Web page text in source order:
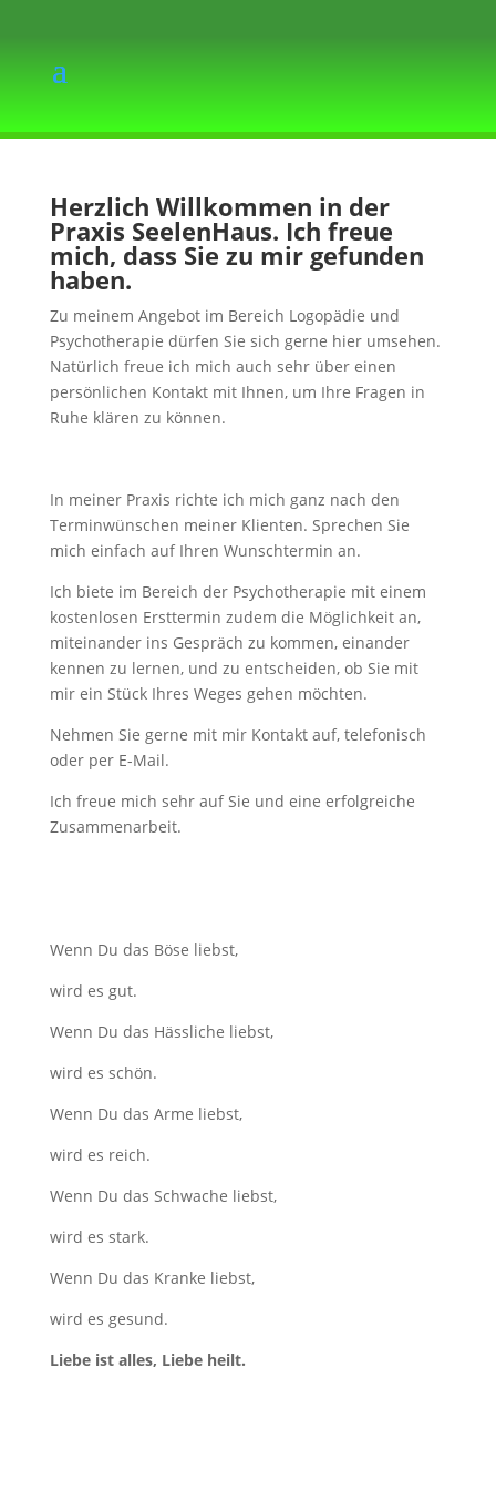
Herzlich Willkommen in der
Praxis SeelenHaus. Ich freue
mich, dass Sie zu mir gefunden
haben.
Zu meinem Angebot im Bereich Logopädie und
Psychotherapie dürfen Sie sich gerne hier umsehen.
Natürlich freue ich mich auch sehr über einen
persönlichen Kontakt mit Ihnen, um Ihre Fragen in
Ruhe klären zu können.
In meiner Praxis richte ich mich ganz nach den
Terminwünschen meiner Klienten. Sprechen Sie
mich einfach auf Ihren Wunschtermin an.
Ich biete im Bereich der Psychotherapie mit einem
kostenlosen Ersttermin zudem die Möglichkeit an,
miteinander ins Gespräch zu kommen, einander
kennen zu lernen, und zu entscheiden, ob Sie mit
mir ein Stück Ihres Weges gehen möchten.
Nehmen Sie gerne mit mir Kontakt auf, telefonisch
oder per E-Mail.
Ich freue mich sehr auf Sie und eine erfolgreiche
Zusammenarbeit.
Wenn Du das Böse liebst,
wird es gut.
Wenn Du das Hässliche liebst,
wird es schön.
Wenn Du das Arme liebst,
wird es reich.
Wenn Du das Schwache liebst,
wird es stark.
Wenn Du das Kranke liebst,
wird es gesund.
Liebe ist alles, Liebe heilt.